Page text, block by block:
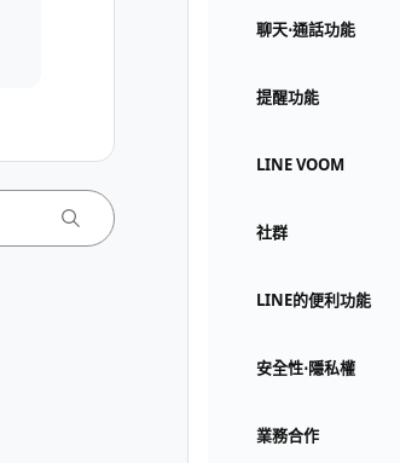
聊天⋅通話功能
提醒功能
LINE VOOM
社群
LINE的便利功能
安全性⋅隱私權
業務合作